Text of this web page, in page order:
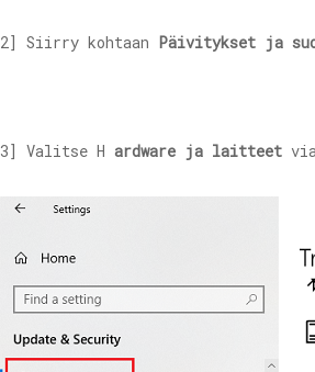
2] Siirry kohtaan Päivitykset ja
3] Valitse H ardware ja laitteet